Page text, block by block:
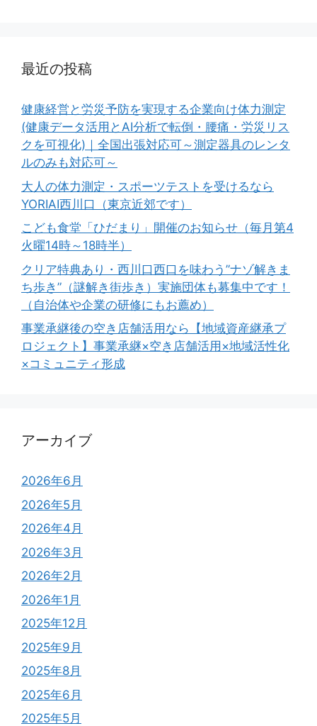
最近の投稿
健康経営と労災予防を実現する企業向け体力測定
(健康データ活用とAI分析で転倒・腰痛・労災リス
クを可視化)｜全国出張対応可～測定器具のレンタ
ルのみも対応可～
大人の体力測定・スポーツテストを受けるなら
YORIAI西川口（東京近郊です）
こども食堂「ひだまり」開催のお知らせ（毎月第4
火曜14時～18時半）
クリア特典あり・西川口西口を味わう”ナゾ解きま
ち歩き”（謎解き街歩き）実施団体も募集中です！
（自治体や企業の研修にもお薦め）
事業承継後の空き店舗活用なら【地域資産継承プ
ロジェクト】事業承継×空き店舗活用×地域活性化
×コミュニティ形成
アーカイブ
2026年6月
2026年5月
2026年4月
2026年3月
2026年2月
2026年1月
2025年12月
2025年9月
2025年8月
2025年6月
2025年5月